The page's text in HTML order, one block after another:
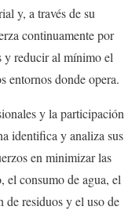
y, a través de su
continuamente por
y reducir al mínimo el
entornos donde opera.
y la participación
identifica y analiza sus
en minimizar las
el consumo de agua, el
de residuos y el uso de